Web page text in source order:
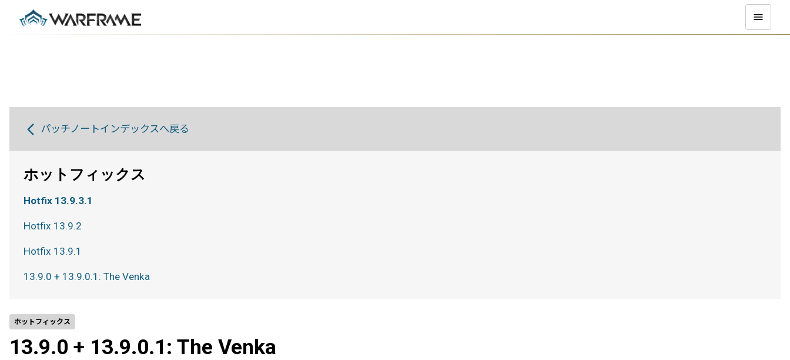
ホットフィックス
13.9.0 + 13.9.0.1: The Venka
パッチノートインデックスへ戻る
ホットフィックス
Hotfix 13.9.3.1
Hotfix 13.9.2
Hotfix 13.9.1
13.9.0 + 13.9.0.1: The Venka